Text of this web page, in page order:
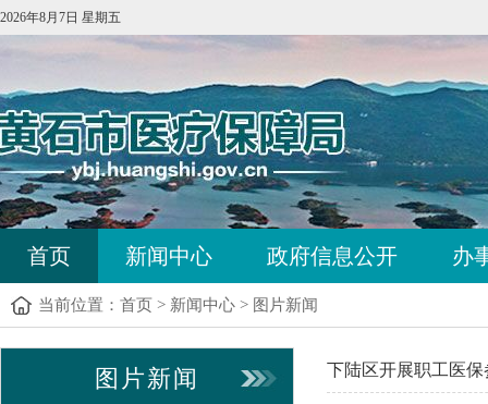
2026年8月7日 星期五
首页 新闻中心 政府信息公开 办
当前位置： 首页 > 新闻中心 > 图片新闻
图片新闻 下陆区开展职工医